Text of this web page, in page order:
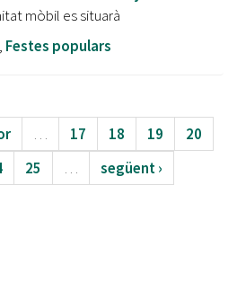
mòbil es situarà
, Festes populars
… 17 18 19
20
25 …
següent ›